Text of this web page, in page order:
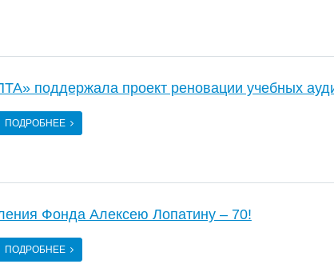
поддержала проект реновации учебных
ПОДРОБНЕЕ
Фонда Алексею Лопатину – 70!
ПОДРОБНЕЕ